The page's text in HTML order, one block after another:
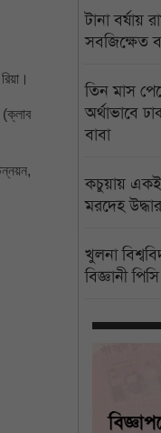
(ক্লাব
টানা বর্ষায়
সবজিক্ষেত
তিন মাস
অর্থাভাবে
বাবা
কচুয়ায় একই
মরদেহ উদ্ধার
খুলনা
বিজ্ঞানী